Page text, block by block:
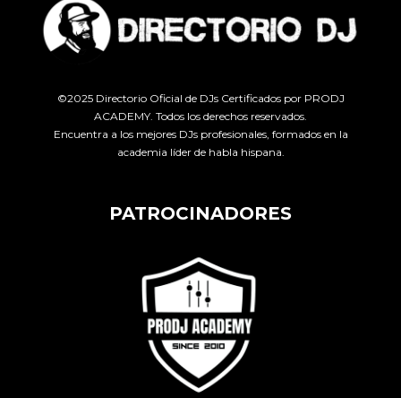
©2025 Directorio Oficial de DJs Certificados por PRODJ
ACADEMY. Todos los derechos reservados.
Encuentra a los mejores DJs profesionales, formados en la
academia líder de habla hispana.
PATROCINADORES